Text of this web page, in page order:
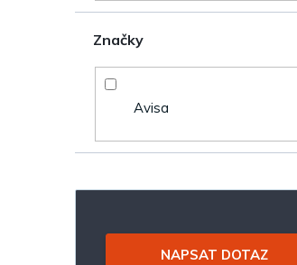
p
l
Značky
Avisa
NAPSAT DOTAZ